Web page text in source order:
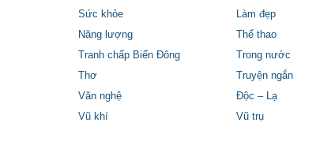
Sức khỏe Làm đẹp
Năng lượng Thể thao
Tranh chấp Biển Đông Trong nước
Thơ Truyện ngắn
Văn nghệ Độc – Lạ
Vũ khí Vũ trụ